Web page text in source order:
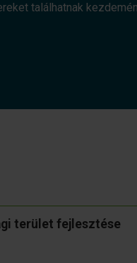
találhatnak
terület fejlesztése